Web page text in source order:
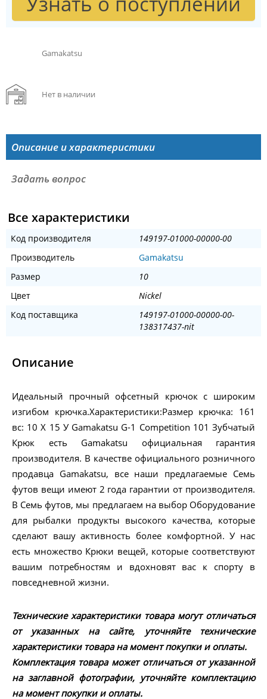
Gamakatsu
Нет в наличии
Описание и характеристики
Задать вопрос
Все характеристики
Код производителя
149197-01000-00000-00
Производитель
Gamakatsu
Размер
10
Цвет
Nickel
Код поставщика
149197-01000-00000-00-
138317437-nit
Описание
Идеальный прочный офсетный крючок с широким
изгибом крючка.Характеристики:Размер крючка: 161
вс: 10 X 15 У Gamakatsu G-1 Competition 101 Зубчатый
Крюк есть Gamakatsu официальная гарантия
производителя. В качестве официального розничного
продавца Gamakatsu, все наши предлагаемые Семь
футов вещи имеют 2 года гарантии от производителя.
В Семь футов, мы предлагаем на выбор Оборудование
для рыбалки продукты высокого качества, которые
сделают вашу активность более комфортной. У нас
есть множество Крюки вещей, которые соответствуют
вашим потребностям и вдохновят вас к спорту в
повседневной жизни.
Технические характеристики товара могут отличаться
от указанных на сайте, уточняйте технические
характеристики товара на момент покупки и оплаты.
Комплектация товара может отличаться от указанной
на заглавной фотографии, уточняйте комплектацию
на момент покупки и оплаты.